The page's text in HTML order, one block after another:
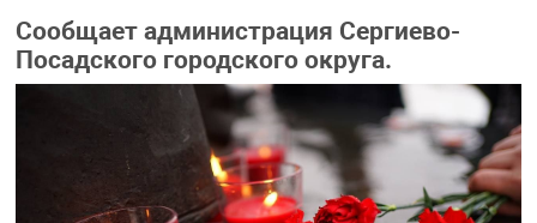
Сообщает администрация Сергиево-
Посадского городского округа.